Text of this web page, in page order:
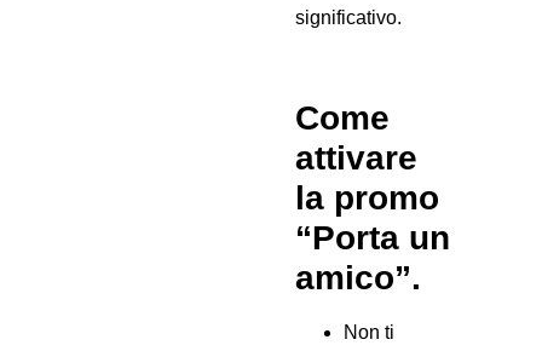
significativo.
Come
attivare
la promo
“Porta un
amico”.
Non ti